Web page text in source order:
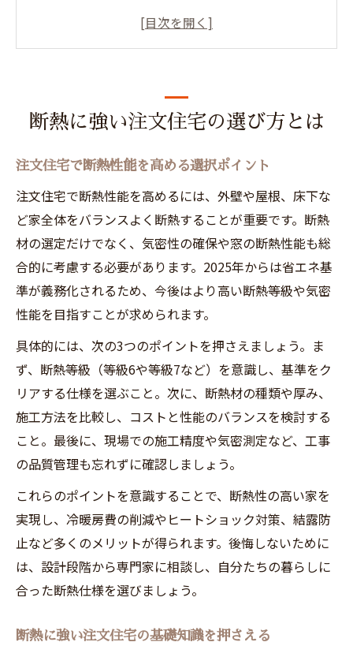
注文住宅と断熱材の種類別メリット比較
高性能な断熱注文住宅の魅力を解説
注文住宅の高気密高断熱がもたらす快適性
断熱性能が健康と家計に与えるメリット
注文住宅の断熱性能ランキング活用術
断熱性の高い家が持つ意外なデメリットも
解説
注文住宅で重視すべき断熱等級の秘密
注文住宅の断熱等級が持つ意味を理解する
断熱等級の調べ方と最新基準のポイント
注文住宅で断熱等級6に対応するには
断熱性能ランキングと等級アップの関係性
快適な暮らしを叶える注文住宅の断熱法
注文住宅断熱で叶える一年中快適な住まい
家の断熱性能を上げる注文住宅の工夫
外断熱と内断熱の特徴と選び方を解説
戸建て断熱DIYのポイントと注意点
注文住宅で断熱気密性を両立させる方法
注文住宅で2025年断熱基準を満たすには
断熱に強い注文住宅の選び方とは
注文住宅で断熱性能を高める選択ポイント
注文住宅で断熱性能を高めるには、外壁や屋根、床下な
ど家全体をバランスよく断熱することが重要です。断熱
材の選定だけでなく、気密性の確保や窓の断熱性能も総
合的に考慮する必要があります。2025年からは省エネ基
準が義務化されるため、今後はより高い断熱等級や気密
性能を目指すことが求められます。
具体的には、次の3つのポイントを押さえましょう。ま
ず、断熱等級（等級6や等級7など）を意識し、基準をク
リアする仕様を選ぶこと。次に、断熱材の種類や厚み、
施工方法を比較し、コストと性能のバランスを検討する
こと。最後に、現場での施工精度や気密測定など、工事
の品質管理も忘れずに確認しましょう。
これらのポイントを意識することで、断熱性の高い家を
実現し、冷暖房費の削減やヒートショック対策、結露防
止など多くのメリットが得られます。後悔しないために
は、設計段階から専門家に相談し、自分たちの暮らしに
合った断熱仕様を選びましょう。
断熱に強い注文住宅の基礎知識を押さえる